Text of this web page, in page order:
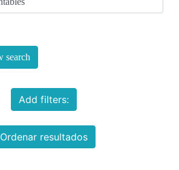
search
Add filters:
Ordenar resultados